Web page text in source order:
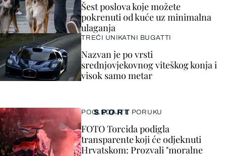
SPORT
POGLEDAJTE PORUKU
FOTO Torcida podigla
transparente koji će odjeknuti
Hrvatskom: Prozvali "moralne
Šest poslova koje možete
pokrenuti od kuće uz minimalna
ulaganja
TREĆI UNIKATNI BUGATTI
Nazvan je po vrsti
srednjovjekovnog viteškog konja i
visok samo metar